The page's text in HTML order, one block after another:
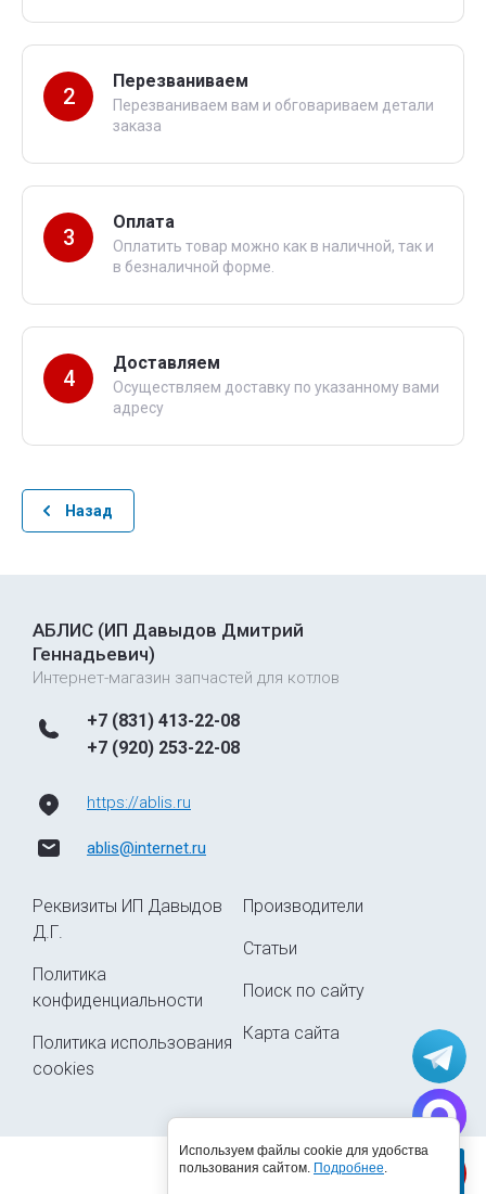
2
Перезваниваем
Перезваниваем вам и обговариваем детали
заказа
3
Оплата
Оплатить товар можно как в наличной, так и
в безналичной форме.
4
Доставляем
Осуществляем доставку по указанному вами
адресу
Назад
АБЛИС (ИП Давыдов Дмитрий
Геннадьевич)
Интернет-магазин запчастей для котлов
+7 (831) 413-22-08
+7 (920) 253-22-08
https://ablis.ru
ablis@internet.ru
Реквизиты ИП Давыдов
Д.Г.
Политика
конфиденциальности
Политика использования
cookies
Производители
Статьи
Поиск по сайту
Карта сайта
© 2015 - 2026
Используем файлы cookie для удобства
пользования сайтом. Подробнее.